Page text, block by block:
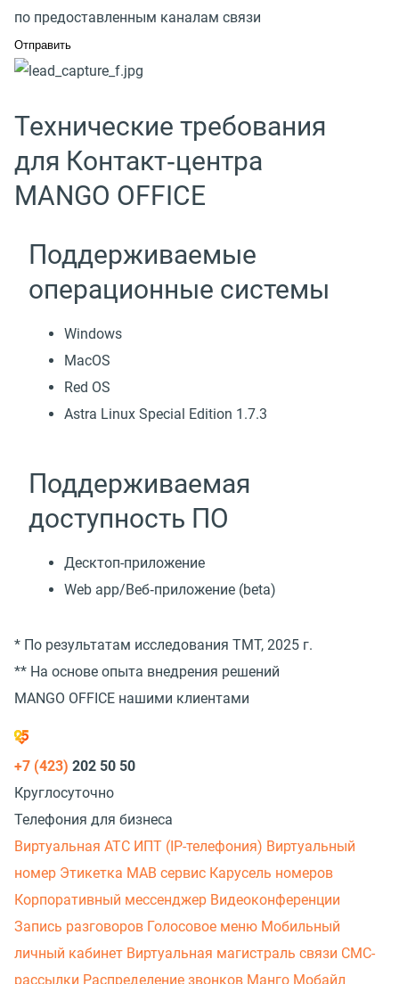
по предоставленным каналам связи
Технические требования
для Контакт‑центра
MANGO OFFICE
Поддерживаемые
операционные системы
Windows
MacOS
Red OS
Astra Linux Special Edition 1.7.3
Поддерживаемая
доступность ПО
Десктоп-приложение
Web app/Веб‑приложение (beta)
* По результатам исследования TMT, 2025 г.
** На основе опыта внедрения решений
MANGO OFFICE нашими клиентами
+7 (423) 202 50 50
Круглосуточно
Телефония для бизнеса
Виртуальная АТС ИПТ (IP-телефония) Виртуальный
номер Этикетка МАВ сервис Карусель номеров
Корпоративный мессенджер Видеоконференции
Запись разговоров Голосовое меню Мобильный
личный кабинет Виртуальная магистраль связи СМС-
рассылки Распределение звонков Манго Мобайл